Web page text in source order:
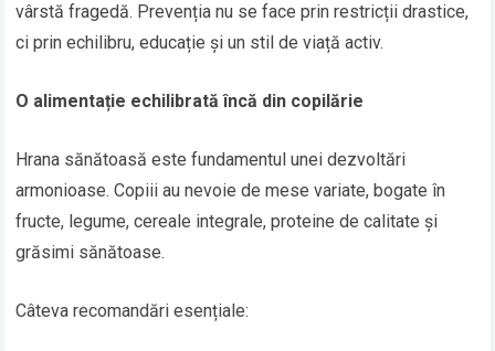
vârstă fragedă. Prevenția nu se face prin restricții drastice,
ci prin echilibru, educație și un stil de viață activ.
O alimentație echilibrată încă din copilărie
Hrana sănătoasă este fundamentul unei dezvoltări
armonioase. Copiii au nevoie de mese variate, bogate în
fructe, legume, cereale integrale, proteine de calitate și
grăsimi sănătoase.
Câteva recomandări esențiale: